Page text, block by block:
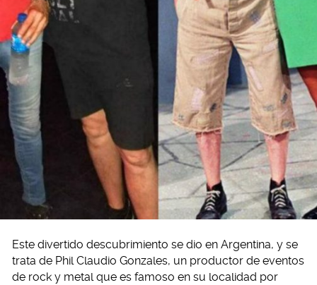
Este divertido descubrimiento se dio en Argentina, y se
trata de Phil Claudio Gonzales, un productor de eventos
de rock y metal que es famoso en su localidad por